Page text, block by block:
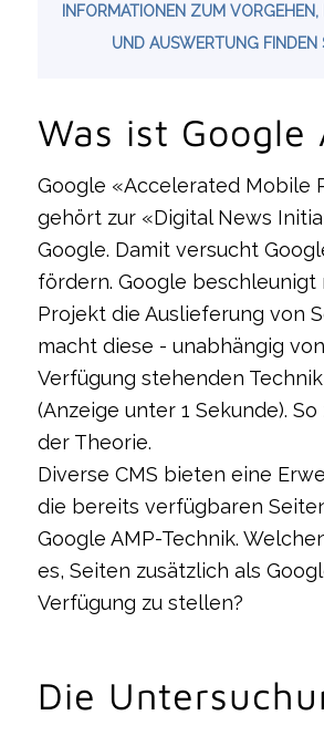
INFORMATIONEN ZUM
UND AUSWERTUNG FINDEN
Was ist Google
Google «Accelerated Mobile
gehört zur «Digital News
Google. Damit versucht
fördern. Google beschleunigt
Projekt die Auslieferung von
macht diese - unabhängig
Verfügung stehenden
(Anzeige unter 1 Sekunde).
der Theorie.
Diverse CMS bieten eine
die bereits verfügbaren
Google AMP-Technik.
es, Seiten zusätzlich als
Verfügung zu stellen?
Die